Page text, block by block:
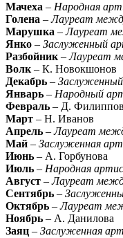
Мачеха – Народная
Голена –Лауреат
Марушка –Лауреат
Янко – Заслуженный
Разбойник–Лауреат
Волк– К. Новокшонов
Декабрь –
Январь – Народный
Февраль – Д. Филиппов
Март – Н. Иванов
Апрель –Лауреат
Май – Заслуженная
Июнь – А. Горбунова
Июль – Народная
Август –Лауреат
Сентябрь –
Октябрь –Лауреат
Ноябрь – А. Данилова
Заяц – Заслуженная